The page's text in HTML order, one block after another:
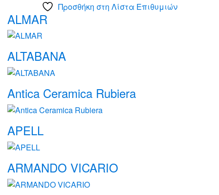
Προσθήκη στη Λίστα Επιθυμιών
Brands
Carousel
ALMAR
ALTABANA
Antica Ceramica Rubiera
APELL
ARMANDO VICARIO